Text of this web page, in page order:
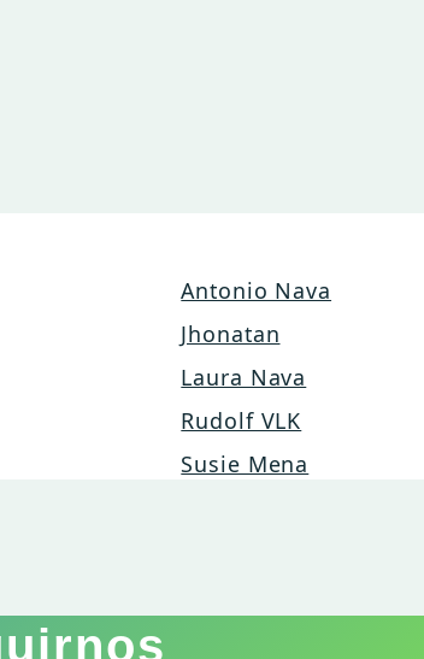
Antonio Nava
Jhonatan
Laura Nava
Rudolf VLK
Susie Mena